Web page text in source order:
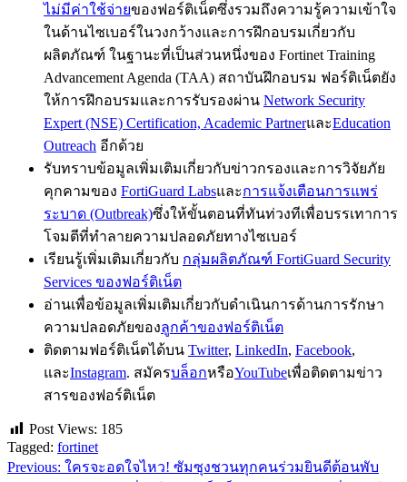
ไม่มีค่าใช้จ่ายของฟอร์ติเน็ตซึ่งรวมถึงความรู้ความเข้าใจ
ในด้านไซเบอร์ในวงกว้างและการฝึกอบรมเกี่ยวกับ
ผลิตภัณฑ์ ในฐานะที่เป็นส่วนหนึ่งของ Fortinet Training
Advancement Agenda (TAA) สถาบันฝึกอบรม ฟอร์ติเน็ตยัง
ให้การฝึกอบรมและการรับรองผ่าน Network Security
Expert (NSE) Certification, Academic PartnerและEducation
Outreach อีกด้วย
รับทราบข้อมูลเพิ่มเติมเกี่ยวกับข่าวกรองและการวิจัยภัย
คุกคามของ FortiGuard Labsและการแจ้งเตือนการแพร่
ระบาด (Outbreak)ซึ่งให้ขั้นตอนที่ทันท่วงทีเพื่อบรรเทาการ
โจมตีที่ทำลายความปลอดภัยทางไซเบอร์
เรียนรู้เพิ่มเติมเกี่ยวกับ กลุ่มผลิตภัณฑ์ FortiGuard Security
Services ของฟอร์ติเน็ต
อ่านเพื่อข้อมูลเพิ่มเติมเกี่ยวกับดำเนินการด้านการรักษา
ความปลอดภัยของลูกค้าของฟอร์ติเน็ต
ติดตามฟอร์ติเน็ตได้บน Twitter, LinkedIn, Facebook,
และInstagram. สมัครบล็อกหรือYouTubeเพื่อติดตามข่าว
สารของฟอร์ติเน็ต
Post Views: 185
Tagged: fortinet
แนะแนว
Previous: ใครจะอดใจไหว! ซัมซุงชวนทุกคนร่วมยินดีต้อนพับ